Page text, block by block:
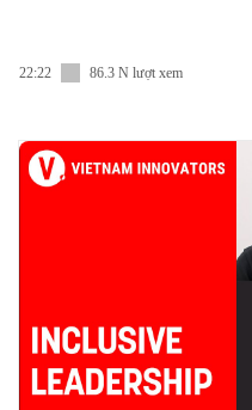
22:22 86.3 N lượt xem